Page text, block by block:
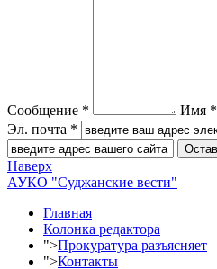
Сообщение *
Имя *
Эл. почта *
Наверх
АУКО "Суджанские вести"
Главная
Колонка редактора
">Прокуратура разъясняет
">Контакты